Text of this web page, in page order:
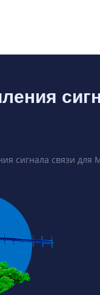
сигнала связи